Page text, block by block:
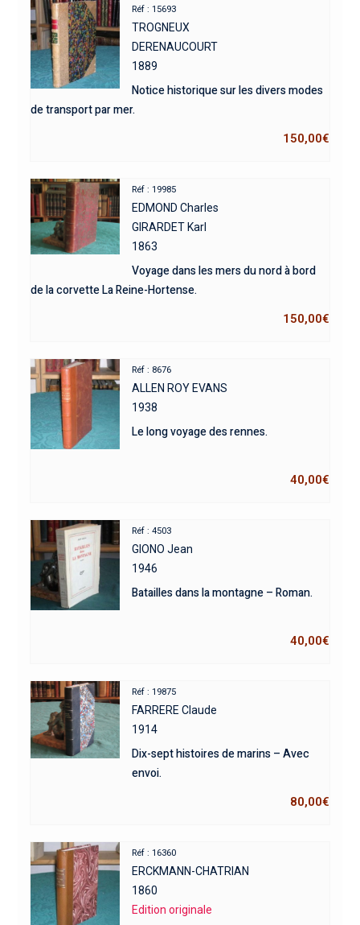
Réf : 15693
TROGNEUX
DERENAUCOURT
1889
Notice historique sur les divers modes
de transport par mer.
150,00€
Réf : 19985
EDMOND Charles
GIRARDET Karl
1863
Voyage dans les mers du nord à bord
de la corvette La Reine-Hortense.
150,00€
Réf : 8676
ALLEN ROY EVANS
1938
Le long voyage des rennes.
40,00€
Réf : 4503
GIONO Jean
1946
Batailles dans la montagne – Roman.
40,00€
Réf : 19875
FARRERE Claude
1914
Dix-sept histoires de marins – Avec
envoi.
80,00€
Réf : 16360
ERCKMANN-CHATRIAN
1860
Edition originale